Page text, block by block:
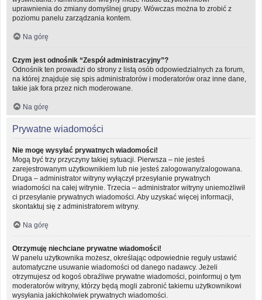
uprawnienia do zmiany domyślnej grupy. Wówczas można to zrobić z
poziomu panelu zarządzania kontem.
Na górę
Czym jest odnośnik “Zespół administracyjny”?
Odnośnik ten prowadzi do strony z listą osób odpowiedzialnych za forum,
na której znajduje się spis administratorów i moderatorów oraz inne dane,
takie jak fora przez nich moderowane.
Na górę
Prywatne wiadomości
Nie mogę wysyłać prywatnych wiadomości!
Mogą być trzy przyczyny takiej sytuacji. Pierwsza – nie jesteś
zarejestrowanym użytkownikiem lub nie jesteś zalogowany/zalogowana.
Druga – administrator witryny wyłączył przesyłanie prywatnych
wiadomości na całej witrynie. Trzecia – administrator witryny uniemożliwił
ci przesyłanie prywatnych wiadomości. Aby uzyskać więcej informacji,
skontaktuj się z administratorem witryny.
Na górę
Otrzymuję niechciane prywatne wiadomości!
W panelu użytkownika możesz, określając odpowiednie reguły ustawić
automatyczne usuwanie wiadomości od danego nadawcy. Jeżeli
otrzymujesz od kogoś obraźliwe prywatne wiadomości, poinformuj o tym
moderatorów witryny, którzy będą mogli zabronić takiemu użytkownikowi
wysyłania jakichkolwiek prywatnych wiadomości.